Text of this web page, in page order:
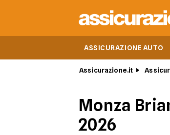
ASSICURAZIONE AUTO
Assicurazione.it
Monza
2026